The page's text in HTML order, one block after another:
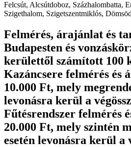
Felcsút, Alcsútdoboz, Százhalombatta,
Szigethalom, Szigetszentmiklós,
Felmérés, árajánlat és
Budapesten és
kerülettől számított 100
Kazáncsere felmérés és
10.000 Ft, mely
levonásra kerül a
Fűtésrendszer felmérés
20.000 Ft, mely szintén
esetén levonásra kerül a